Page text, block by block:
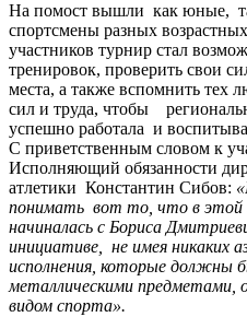
На помост вышли как юные,
спортсмены разных
участников турнир стал
тренировок, проверить свои
места, а также вспомнить тех
сил и труда, чтобы
успешно работала и
С приветственным словом к
Исполняющий обязанности
атлетики Константин Сибов:
понимать вот то, что в этой
начиналась с Бориса
инициативе, не имея никаких
исполнения, которые
металлическими предметами,
видом спорта».